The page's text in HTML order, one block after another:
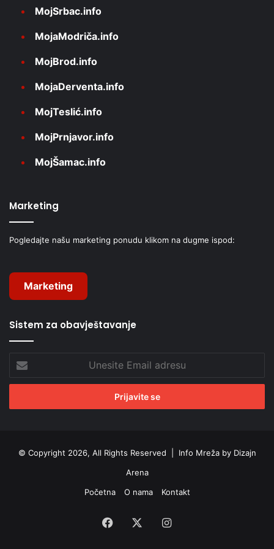
MojSrbac.info
MojaModriča.info
MojBrod.info
MojaDerventa.info
MojTeslić.info
MojPrnjavor.info
MojŠamac.info
Marketing
Pogledajte našu marketing ponudu klikom na dugme ispod:
Marketing
Sistem za obavještavanje
Email
adresu
© Copyright 2026, All Rights Reserved | Info Mreža by Dizajn
Arena
Početna
O nama Kontakt
Facebook Instagram